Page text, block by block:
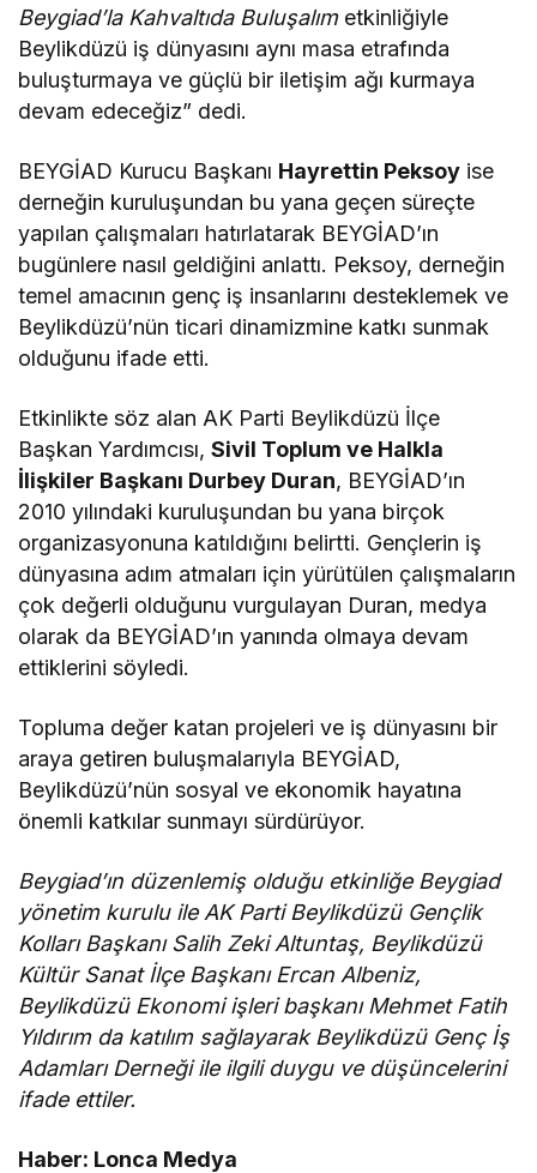
Beygiad’la Kahvaltıda Buluşalımetkinliğiyle
Beylikdüzü iş dünyasını aynı masa etrafında
buluşturmaya ve güçlü bir iletişim ağı kurmaya
devam edeceğiz” dedi.
BEYGİAD Kurucu Başkanı Hayrettin Peksoy ise
derneğin kuruluşundan bu yana geçen süreçte
yapılan çalışmaları hatırlatarak BEYGİAD’ın
bugünlere nasıl geldiğini anlattı. Peksoy, derneğin
temel amacının genç iş insanlarını desteklemek ve
Beylikdüzü’nün ticari dinamizmine katkı sunmak
olduğunu ifade etti.
Etkinlikte söz alan AK Parti Beylikdüzü İlçe
Başkan Yardımcısı,Sivil Toplum ve Halkla
İlişkiler Başkanı Durbey Duran, BEYGİAD’ın
2010 yılındaki kuruluşundan bu yana birçok
organizasyonuna katıldığını belirtti. Gençlerin iş
dünyasına adım atmaları için yürütülen çalışmaların
çok değerli olduğunu vurgulayan Duran, medya
olarak da BEYGİAD’ın yanında olmaya devam
ettiklerini söyledi.
Topluma değer katan projeleri ve iş dünyasını bir
araya getiren buluşmalarıyla BEYGİAD,
Beylikdüzü’nün sosyal ve ekonomik hayatına
önemli katkılar sunmayı sürdürüyor.
Beygiad’ın düzenlemiş olduğu etkinliğe Beygiad
yönetim kurulu ile AK Parti Beylikdüzü Gençlik
Kolları Başkanı Salih Zeki Altuntaş, Beylikdüzü
Kültür Sanat İlçe Başkanı Ercan Albeniz,
Beylikdüzü Ekonomi işleri başkanı Mehmet Fatih
Yıldırım da katılım sağlayarak Beylikdüzü Genç İş
Adamları Derneği ile ilgili duygu ve düşüncelerini
ifade ettiler.
Haber: Lonca Medya